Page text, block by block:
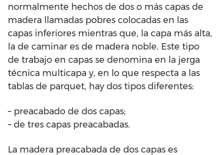
normalmente hechos de dos o más capas de
madera llamadas pobres colocadas en las
capas inferiores mientras que, la capa más alta,
la de caminar es de madera noble. Este tipo
de trabajo en capas se denomina en la jerga
técnica multicapa y, en lo que respecta a las
tablas de parquet, hay dos tipos diferentes:
– preacabado de dos capas;
– de tres capas preacabadas.
La madera preacabada de dos capas es